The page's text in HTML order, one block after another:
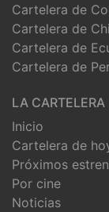
Cartelera de
Cartelera de
Cartelera de
Cartelera de
LA CARTELERA
Inicio
Cartelera de
Próximos
Por cine
Noticias